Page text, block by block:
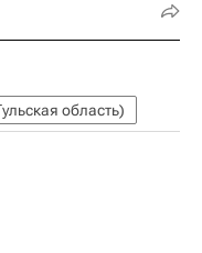
область)